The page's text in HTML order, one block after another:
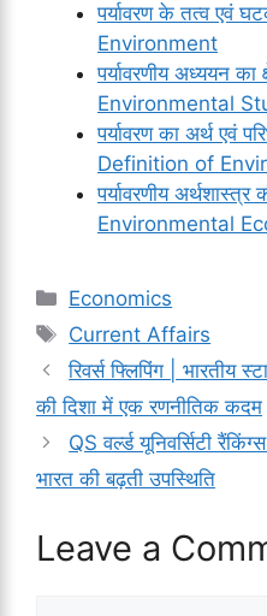
पर्यावरण के तत्व एवं
Environment
पर्यावरणीय अध्ययन
Environmental
पर्यावरण का अर्थ एवं
Definition of
पर्यावरणीय
Environmental
Categories
Economics
Tags
Current Affairs
रिवर्स फ्लिपिंग | भारतीय
की दिशा में एक रणनीतिक कदम
QS वर्ल्ड यूनिवर्सिटी
भारत की बढ़ती उपस्थिति
Leave a